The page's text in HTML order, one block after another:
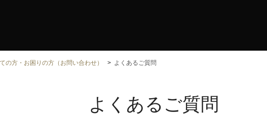
の方・お困りの方（お問い合わせ） よくあるご質問
よくあるご質問